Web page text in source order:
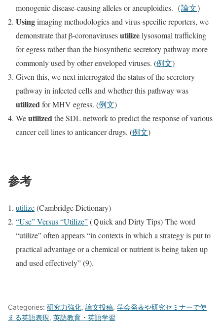
monogenic disease-causing alleles or aneuploidies.（論文）
Usingimaging methodologies and virus-specific reporters, we
demonstrate that β-coronavirusesutilizelysosomal trafficking
for egress rather than the biosynthetic secretory pathway more
commonly used by other enveloped viruses. (例文)
Given this, we next interrogated the status of the secretory
pathway in infected cells and whether this pathway was
utilizedfor MHV egress. (例文)
Weutilizedthe SDL network to predict the response of various
cancer cell lines to anticancer drugs. (例文)
参考
utilize(Cambridge Dictionary)
“Use” Versus “Utilize”(Ｑuick and Dirty Tips) The word
“utilize” often appears “in contexts in which a strategy is put to
practical advantage or a chemical or nutrient is being taken up
and used effectively” (9).
Categories: 研究力強化, 論文投稿, 学会発表や研究セミナーで使
える英語表現, 英語教育・英語学習